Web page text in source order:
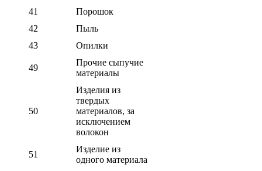
41
Порошок
42
Пыль
43
Опилки
49
Прочие сыпучие
материалы
50
Изделия из
твердых
материалов, за
исключением
волокон
51
Изделие из
одного материала